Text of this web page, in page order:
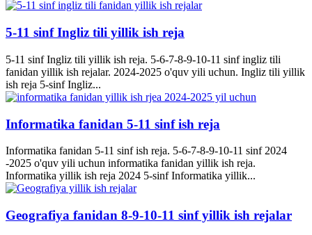
5-11 sinf Ingliz tili yillik ish reja
5-11 sinf Ingliz tili yillik ish reja. 5-6-7-8-9-10-11 sinf ingliz tili
fanidan yillik ish rejalar. 2024-2025 o'quv yili uchun. Ingliz tili yillik
ish reja 5-sinf Ingliz...
Informatika fanidan 5-11 sinf ish reja
Informatika fanidan 5-11 sinf ish reja. 5-6-7-8-9-10-11 sinf 2024
-2025 o'quv yili uchun informatika fanidan yillik ish reja.
Informatika yillik ish reja 2024 5-sinf Informatika yillik...
Geografiya fanidan 8-9-10-11 sinf yillik ish rejalar